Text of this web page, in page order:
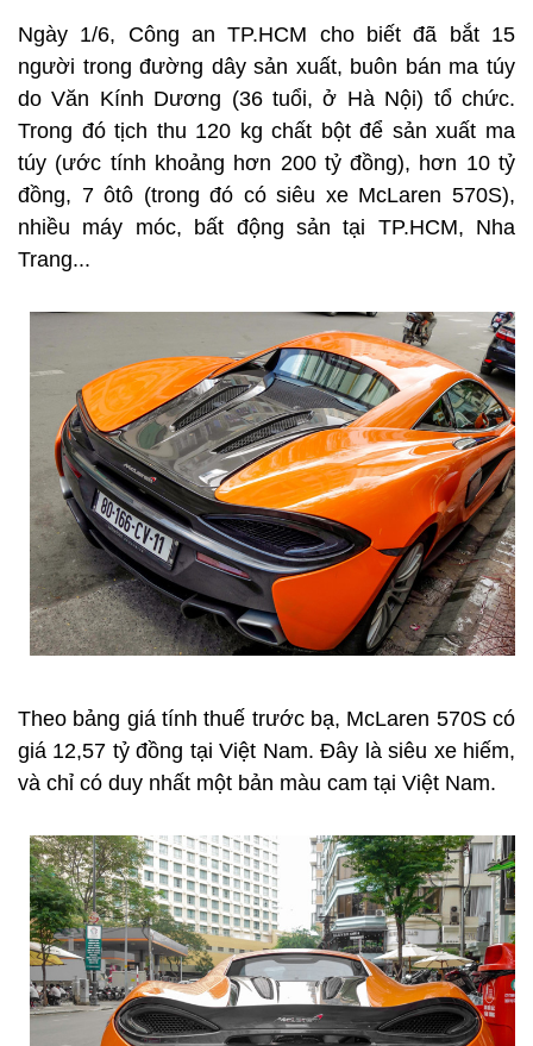
Ngày 1/6, Công an TP.HCM cho biết đã bắt 15
người trong đường dây sản xuất, buôn bán ma túy
do Văn Kính Dương (36 tuổi, ở Hà Nội) tổ chức.
Trong đó tịch thu 120 kg chất bột để sản xuất ma
túy (ước tính khoảng hơn 200 tỷ đồng), hơn 10 tỷ
đồng, 7 ôtô (trong đó có siêu xe McLaren 570S),
nhiều máy móc, bất động sản tại TP.HCM, Nha
Trang...
Theo bảng giá tính thuế trước bạ, McLaren 570S có
giá 12,57 tỷ đồng tại Việt Nam. Đây là siêu xe hiếm,
và chỉ có duy nhất một bản màu cam tại Việt Nam.